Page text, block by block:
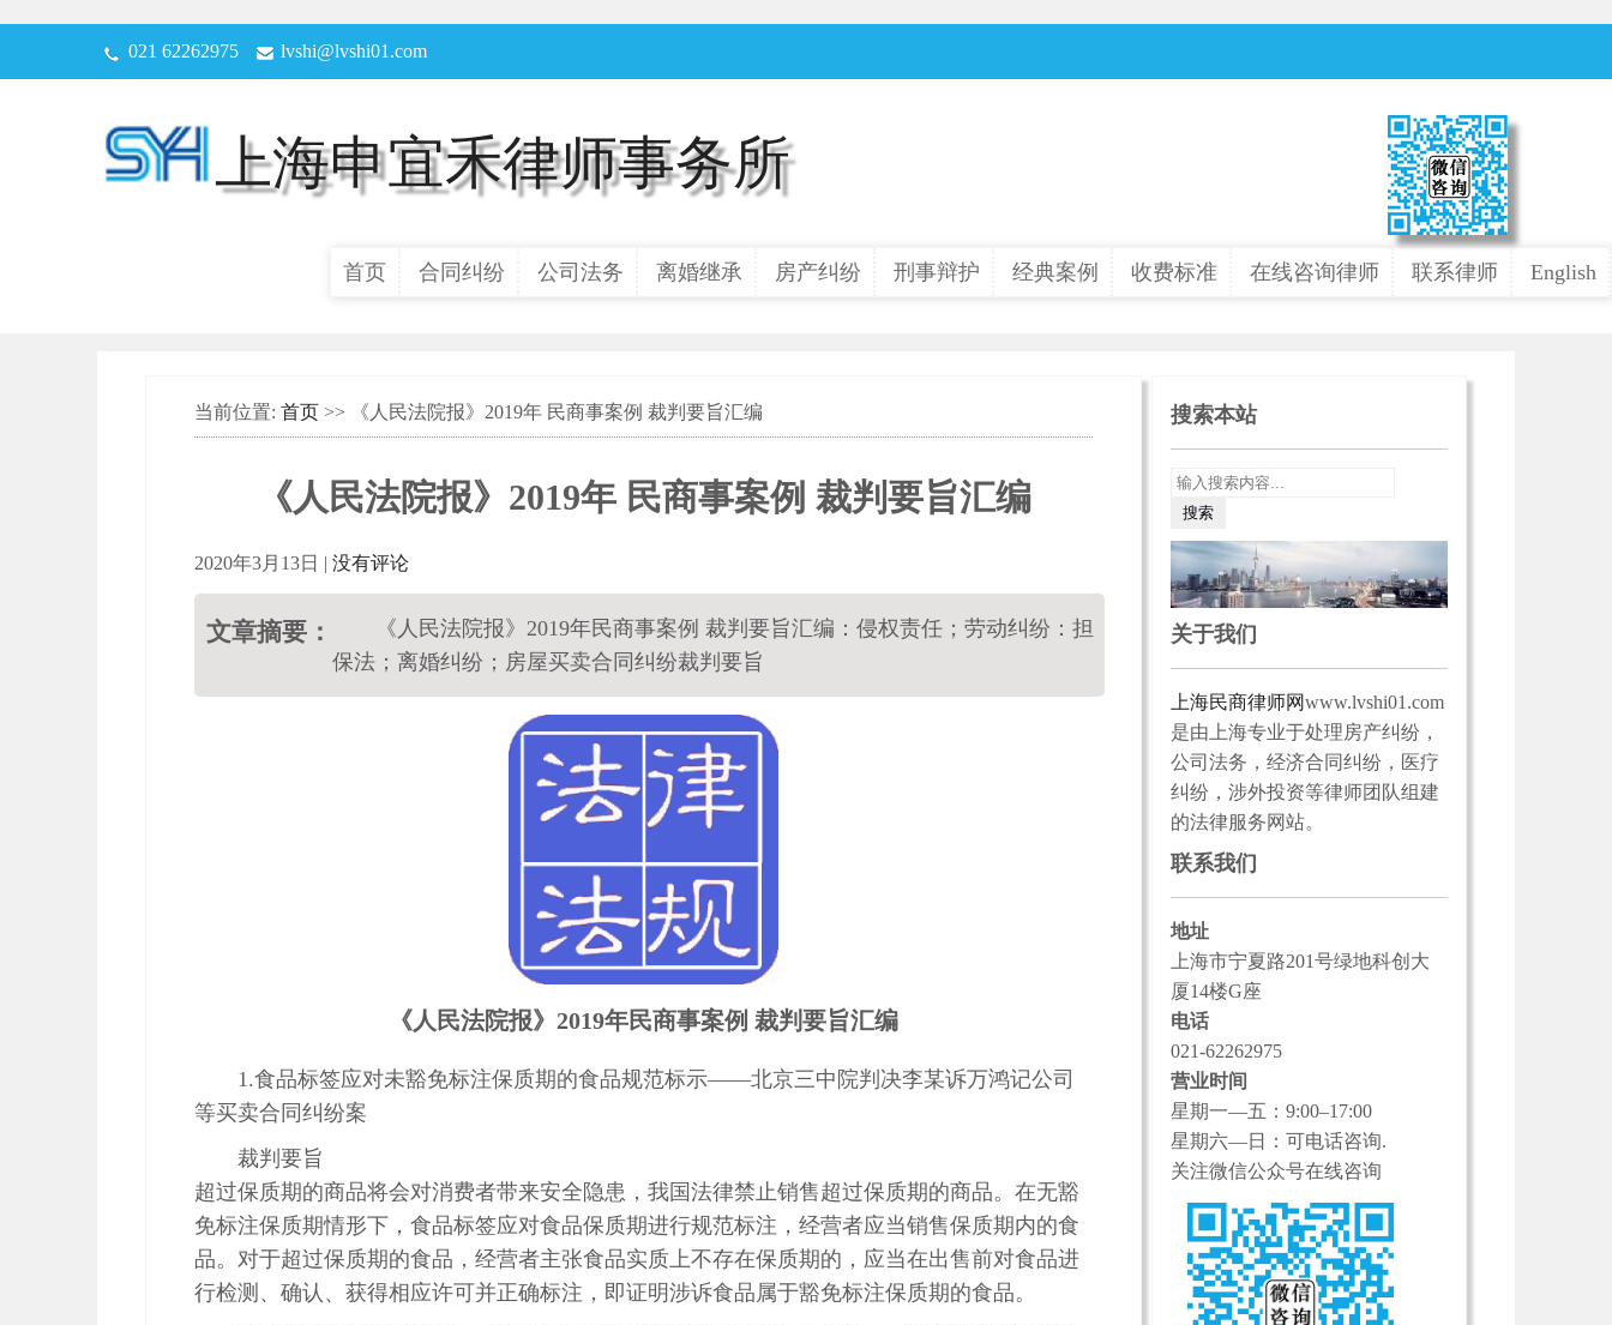
021 62262975 lvshi@lvshi01.com
上海申宜禾律师事务所
首页 合同纠纷 公司法务 离婚继承 房产纠纷 刑事辩护 经典案例 收费标准 在线咨询律师 联系律师 English
当前位置: 首页 >> 《人民法院报》2019年 民商事案例 裁判要旨汇编
《人民法院报》2019年 民商事案例 裁判要旨汇编
2020年3月13日 | 没有评论
文章摘要：
《人民法院报》2019年民商事案例 裁判要旨汇编：侵权责任；劳动纠纷：担
保法；离婚纠纷；房屋买卖合同纠纷裁判要旨
《人民法院报》2019年民商事案例 裁判要旨汇编
1.食品标签应对未豁免标注保质期的食品规范标示——北京三中院判决李某诉万鸿记公司
等买卖合同纠纷案
裁判要旨
超过保质期的商品将会对消费者带来安全隐患，我国法律禁止销售超过保质期的商品。在无豁
免标注保质期情形下，食品标签应对食品保质期进行规范标注，经营者应当销售保质期内的食
品。对于超过保质期的食品，经营者主张食品实质上不存在保质期的，应当在出售前对食品进
行检测、确认、获得相应许可并正确标注，即证明涉诉食品属于豁免标注保质期的食品。
搜索本站
关于我们
上海民商律师网www.lvshi01.com
是由上海专业于处理房产纠纷，
公司法务，经济合同纠纷，医疗
纠纷，涉外投资等律师团队组建
的法律服务网站。
联系我们
地址
上海市宁夏路201号绿地科创大
厦14楼G座
电话
021-62262975
营业时间
星期一—五：9:00–17:00
星期六—日：可电话咨询.
关注微信公众号在线咨询